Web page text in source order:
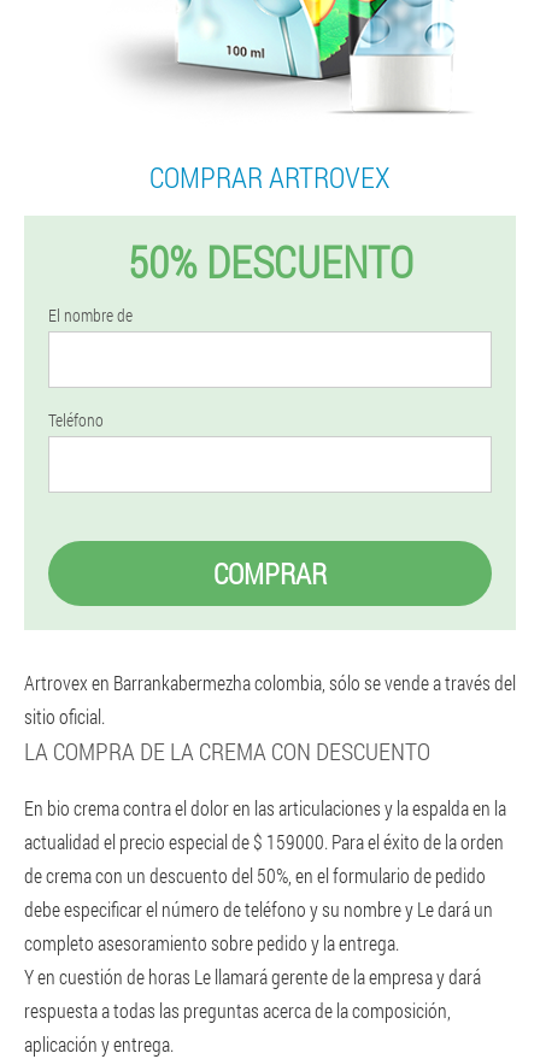
COMPRAR ARTROVEX
50% DESCUENTO
El nombre de
Teléfono
COMPRAR
Artrovex en Barrankabermezha colombia, sólo se vende a través del
sitio oficial.
LA COMPRA DE LA CREMA CON DESCUENTO
En bio crema contra el dolor en las articulaciones y la espalda en la
actualidad el precio especial de $ 159000. Para el éxito de la orden
de crema con un descuento del 50%, en el formulario de pedido
debe especificar el número de teléfono y su nombre y Le dará un
completo asesoramiento sobre pedido y la entrega.
Y en cuestión de horas Le llamará gerente de la empresa y dará
respuesta a todas las preguntas acerca de la composición,
aplicación y entrega.